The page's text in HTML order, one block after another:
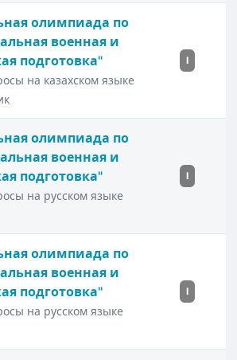
олимпиада по
военная и
подготовка"
на казахском языке
I
олимпиада по
военная и
подготовка"
на русском языке
I
олимпиада по
военная и
подготовка"
на русском языке
I